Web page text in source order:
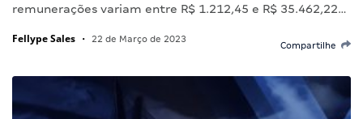
remunerações variam entre R$ 1.212,45 e R$ 35.462,22…
Fellype Sales • 22 de Março de 2023
Compartilhe